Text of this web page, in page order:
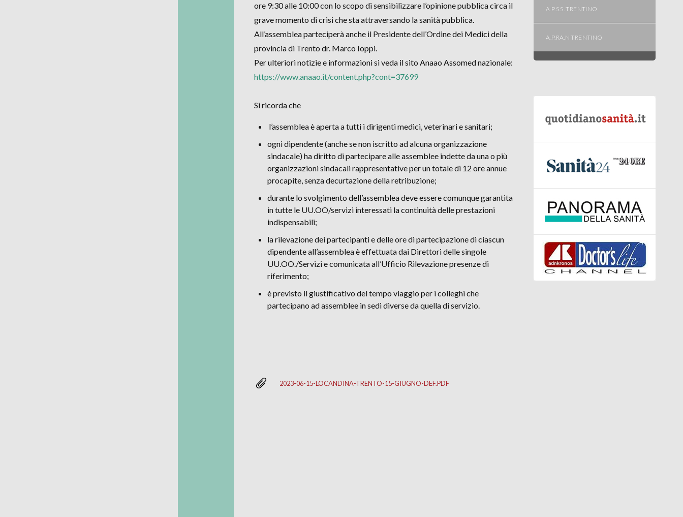
ore 9:30 alle 10:00 con lo scopo di sensibilizzare l’opinione pubblica circa il
grave momento di crisi che sta attraversando la sanità pubblica.
All’assemblea parteciperà anche il Presidente dell’Ordine dei Medici della
provincia di Trento dr. Marco Ioppi.
Per ulteriori notizie e informazioni si veda il sito Anaao Assomed nazionale:
https://www.anaao.it/content.php?cont=37699
Si ricorda che
l’assemblea è aperta a tutti i dirigenti medici, veterinari e sanitari;
ogni dipendente (anche se non iscritto ad alcuna organizzazione
sindacale) ha diritto di partecipare alle assemblee indette da una o più
organizzazioni sindacali rappresentative per un totale di 12 ore annue
procapite, senza decurtazione della retribuzione;
durante lo svolgimento dell’assemblea deve essere comunque garantita
in tutte le UU.OO/servizi interessati la continuità delle prestazioni
indispensabili;
la rilevazione dei partecipanti e delle ore di partecipazione di ciascun
dipendente all’assemblea è effettuata dai Direttori delle singole
UU.OO./Servizi e comunicata all’Ufficio Rilevazione presenze di
riferimento;
è previsto il giustificativo del tempo viaggio per i colleghi che
partecipano ad assemblee in sedi diverse da quella di servizio.
2023-06-15-LOCANDINA-TRENTO-15-GIUGNO-DEF.PDF
A.P.S.S. TRENTINO
A.P.RA.N TRENTINO